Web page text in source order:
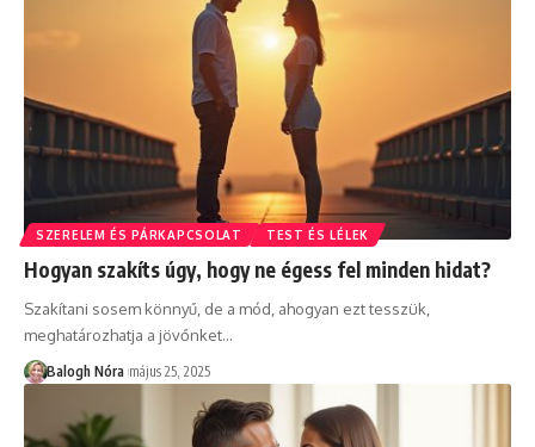
SZERELEM ÉS PÁRKAPCSOLAT TEST ÉS LÉLEK
Hogyan szakíts úgy, hogy ne égess fel minden hidat?
Szakítani sosem könnyű, de a mód, ahogyan ezt tesszük,
meghatározhatja a jövőnket…
Balogh Nóra május 25, 2025